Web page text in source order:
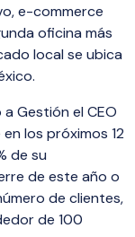
e-commerce
oficina más
local se ubica
Gestión el CEO
los próximos 12
de su
de este año o
de clientes,
de 100